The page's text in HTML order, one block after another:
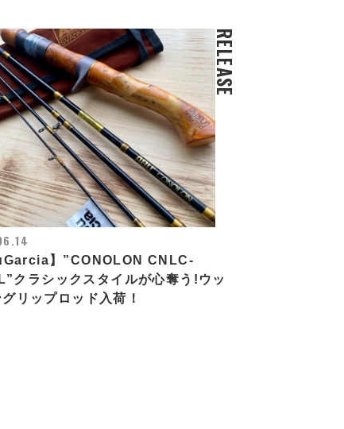
RELEASE
】”CONOLON CNLC-
クラシックスタイルが心奪う!ウッ
グリップロッド入荷！